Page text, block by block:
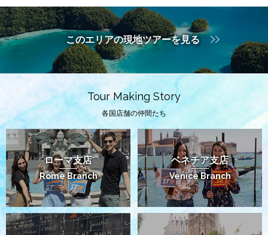
このエリアの現地ツアーを見る
Tour Making Story
各国店舗の仲間たち
ローマ支店
Rome Branch
ベネチア支店
Venice Branch